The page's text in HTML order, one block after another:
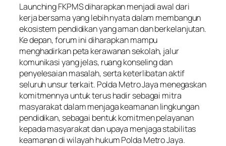
Launching FKPMS diharapkan menjadi awal dari
kerja bersama yang lebih nyata dalam membangun
ekosistem pendidikan yang aman dan berkelanjutan.
Ke depan, forum ini diharapkan mampu
menghadirkan peta kerawanan sekolah, jalur
komunikasi yang jelas, ruang konseling dan
penyelesaian masalah, serta keterlibatan aktif
seluruh unsur terkait. Polda Metro Jaya menegaskan
komitmennya untuk terus hadir sebagai mitra
masyarakat dalam menjaga keamanan lingkungan
pendidikan, sebagai bentuk komitmen pelayanan
kepada masyarakat dan upaya menjaga stabilitas
keamanan di wilayah hukum Polda Metro Jaya.